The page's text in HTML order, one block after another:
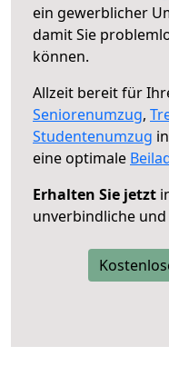
ein gewerblicher
damit Sie
können.
Allzeit bereit für
Seniorenumzug,
Studentenumzug
eine optimale
Erhalten Sie jetzt
unverbindliche